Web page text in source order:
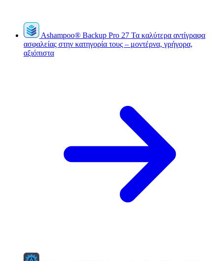
Ashampoo® Backup Pro 27 Τα καλύτερα αντίγραφα
ασφαλείας στην κατηγορία τους – μοντέρνα, γρήγορα,
αξιόπιστα